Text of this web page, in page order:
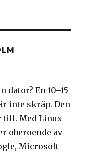
En 10–15
inte skräp. Den
till. Med Linux
oberoende av
Microsoft